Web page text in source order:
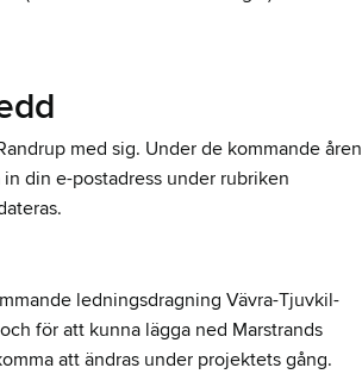
med sig. Under de kommande åren
din e-postadress under rubriken
ledningsdragning Vävra-Tjuvkil-
för att kunna lägga ned Marstrands
att ändras under projektets gång.